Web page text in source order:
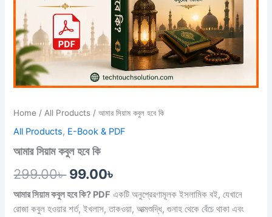
Home / All Products / আমার সিয়াম কবুল হবে কি
All Products, E-Book & PDF
আমার সিয়াম কবুল হবে কি
299.00৳ 99.00৳
আমার সিয়াম কবুল হবে কি? PDF একটি অনুপ্রেরণামূলক ইসলামিক বই, যেখানে
রোজা কবুল হওয়ার শর্ত, ইখলাস, তাকওয়া, আত্মশুদ্ধি, গুনাহ থেকে বেঁচে থাকা এবং